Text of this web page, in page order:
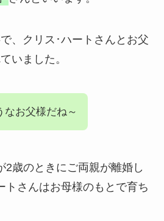
、クリス･ハートさんとお父
いました。
なお父様だね～
2歳のときにご両親が離婚し
トさんはお母様のもとで育ち